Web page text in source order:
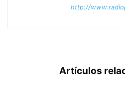
http://
Artículos